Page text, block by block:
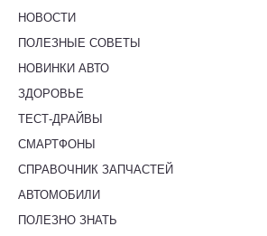
НОВОСТИ
ПОЛЕЗНЫЕ СОВЕТЫ
НОВИНКИ АВТО
ЗДОРОВЬЕ
ТЕСТ-ДРАЙВЫ
СМАРТФОНЫ
СПРАВОЧНИК ЗАПЧАСТЕЙ
АВТОМОБИЛИ
ПОЛЕЗНО ЗНАТЬ